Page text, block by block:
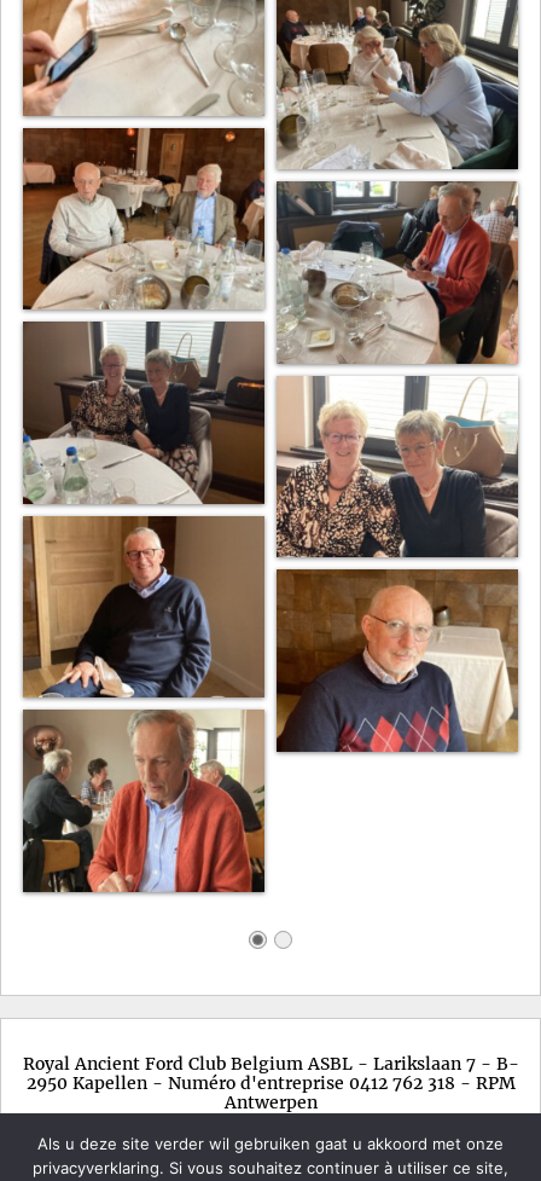
Royal Ancient Ford Club Belgium ASBL - Larikslaan 7 - B-
2950 Kapellen - Numéro d'entreprise 0412 762 318 - RPM
Antwerpen
Als u deze site verder wil gebruiken gaat u akkoord met onze
privacyverklaring. Si vous souhaitez continuer à utiliser ce site,